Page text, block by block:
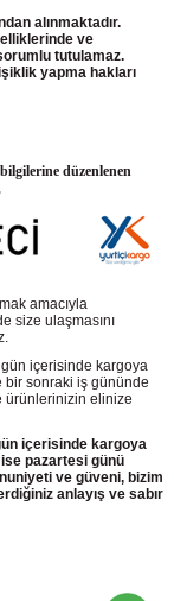
alınmaktadır.
ve
tutulamaz.
yapma hakları
düzenlenen
amacıyla
size ulaşmasını
içerisinde kargoya
sonraki iş gününde
ürünlerinizin elinize
içerisinde kargoya
pazartesi günü
ve güveni, bizim
anlayış ve sabır